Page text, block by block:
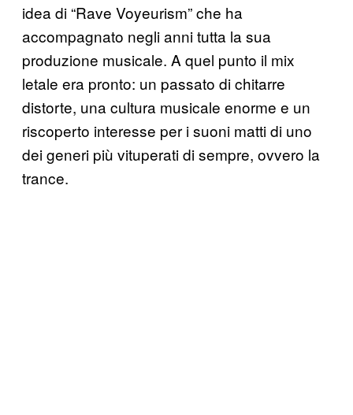
idea di “Rave Voyeurism” che ha
accompagnato negli anni tutta la sua
produzione musicale. A quel punto il mix
letale era pronto: un passato di chitarre
distorte, una cultura musicale enorme e un
riscoperto interesse per i suoni matti di uno
dei generi più vituperati di sempre, ovvero la
trance.